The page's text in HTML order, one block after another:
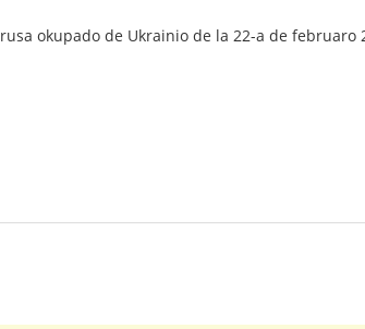
okupado de Ukrainio de la 22-a de februaro